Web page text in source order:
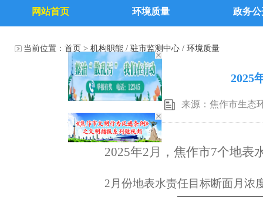
网站首页 环境质量 政务公
当前位置： 首页 > 机构职能 / 驻市监测中心 / 环境质量
2025
来源：焦作市生态
2025年2月 ， 焦作市7个地表
2 月份地表水责任目标断面月 浓